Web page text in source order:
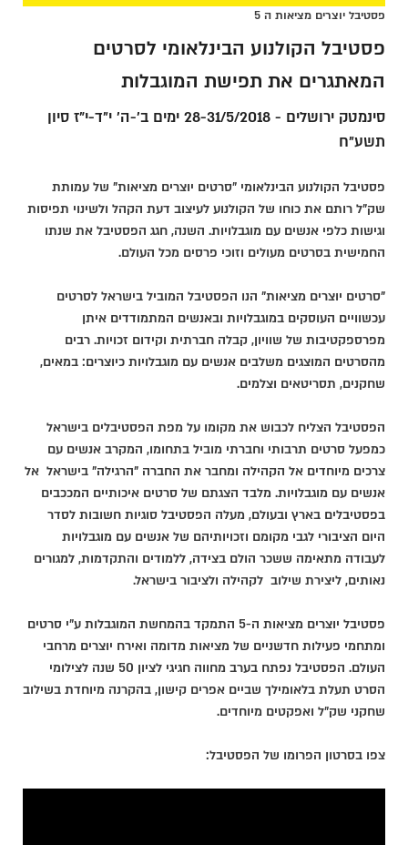
פסטיבל יוצרים מציאות ה 5
פסטיבל הקולנוע הבינלאומי לסרטים
המאתגרים את תפישת המוגבלות
סינמטק ירושלים - 28-31/5/2018
ימים ב'-ה' י״ד-י"ז סיון
תשע״ח
פסטיבל הקולנוע הבינלאומי "סרטים יוצרים מציאות" של עמותת
שק"ל רותם את כוחו של הקולנוע לעיצוב דעת הקהל ולשינוי תפיסות
וגישות כלפי אנשים עם מוגבלויות. השנה, חגג הפסטיבל את שנתו
החמישית בסרטים מעולים וזוכי פרסים מכל העולם.
"סרטים יוצרים מציאות" הנו הפסטיבל המוביל בישראל לסרטים
עכשוויים העוסקים במוגבלויות ובאנשים המתמודדים איתן
מפרספקטיבות של שוויון, קבלה חברתית וקידום זכויות. רבים
מהסרטים המוצגים משלבים אנשים עם מוגבלויות כיוצרים: במאים,
שחקנים, תסריטאים וצלמים.
הפסטיבל הצליח לכבוש את מקומו על מפת הפסטיבלים בישראל
כמפעל סרטים תרבותי וחברתי מוביל בתחומו, המקרב אנשים עם
צרכים מיוחדים אל הקהילה ומחבר את החברה "הרגילה" בישראל אל
אנשים עם מוגבלויות. מלבד הצגתם של סרטים איכותיים המככבים
בפסטיבלים בארץ ובעולם, מעלה הפסטיבל סוגיות חשובות לסדר
היום הציבורי לגבי מקומם וזכויותיהם של אנשים עם מוגבלויות
לעבודה מתאימה ששכר הולם בצידה, ללמודים והתקדמות, למגורים
נאותים, ליצירת שילוב לקהילה ולציבור בישראל.
פסטיבל יוצרים מציאות ה-5 התמקד בהמחשת המוגבלות ע"י סרטים
ומתחמי פעילות חדשניים של מציאות מדומה ואירח יוצרים מרחבי
העולם. הפסטיבל נפתח בערב מחווה חגיגי לציון 50 שנה לצילומי
הסרט תעלת בלאומילך שביים אפרים קישון, בהקרנה מיוחדת בשילוב
שחקני שק"ל ואפקטים מיוחדים.
צפו בסרטון הפרומו של הפסטיבל: